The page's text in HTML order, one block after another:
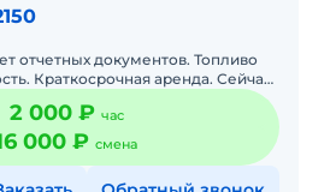
отчетных документов. Топливо
Краткосрочная аренда. Сейчас
2 000 ₽ час
000 ₽ смена